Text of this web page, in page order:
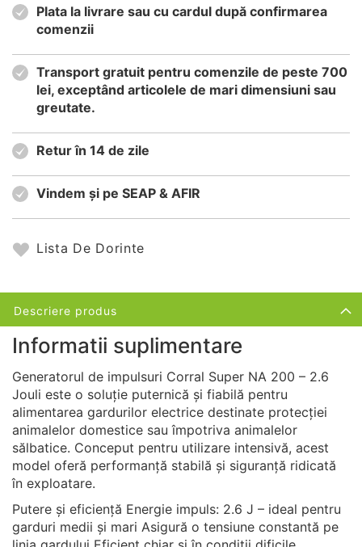
Plata la livrare sau cu cardul după confirmarea
comenzii
Transport gratuit pentru comenzile de peste 700
lei, exceptând articolele de mari dimensiuni sau
greutate.
Retur în 14 de zile
Vindem și pe SEAP & AFIR
Lista De Dorinte
Descriere produs
Informatii suplimentare
Generatorul de impulsuri Corral Super NA 200 – 2.6
Jouli este o soluție puternică și fiabilă pentru
alimentarea gardurilor electrice destinate protecției
animalelor domestice sau împotriva animalelor
sălbatice. Conceput pentru utilizare intensivă, acest
model oferă performanță stabilă și siguranță ridicată
în exploatare.
Putere și eficiență Energie impuls: 2.6 J – ideal pentru
garduri medii și mari Asigură o tensiune constantă pe